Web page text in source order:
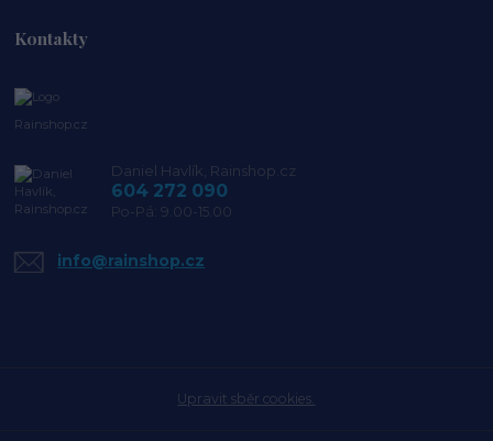
Kontakty
Rainshop.cz
Daniel Havlík, Rainshop.cz
604 272 090
Po-Pá: 9.00-15.00
info@rainshop.cz
Upravit sběr cookies.